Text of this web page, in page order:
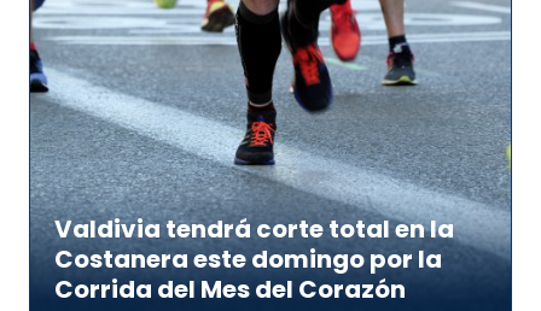
Valdivia tendrá corte total en la
Costanera este domingo por la
Corrida del Mes del Corazón